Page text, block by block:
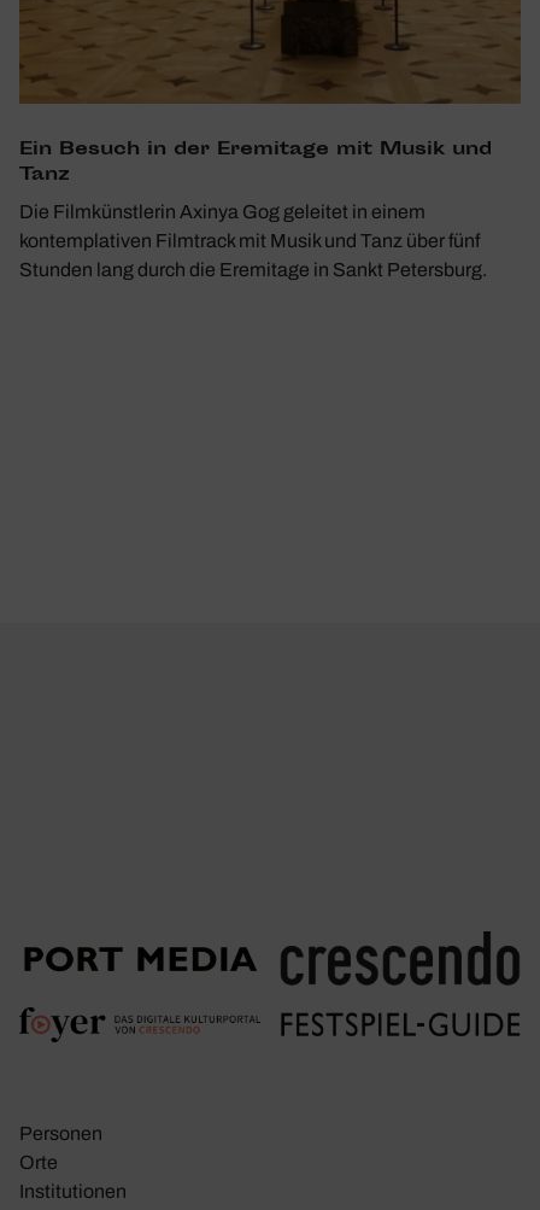
Ein Besuch in der Eremi­tage mit Musik und
Tanz
Die Filmkünstlerin Axinya Gog geleitet in einem
kontemplativen Filmtrack mit Musik und Tanz über fünf
Stunden lang durch die Eremitage in Sankt Petersburg.
Personen
Orte
Insti­tu­tionen